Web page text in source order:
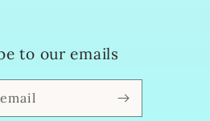
to our emails